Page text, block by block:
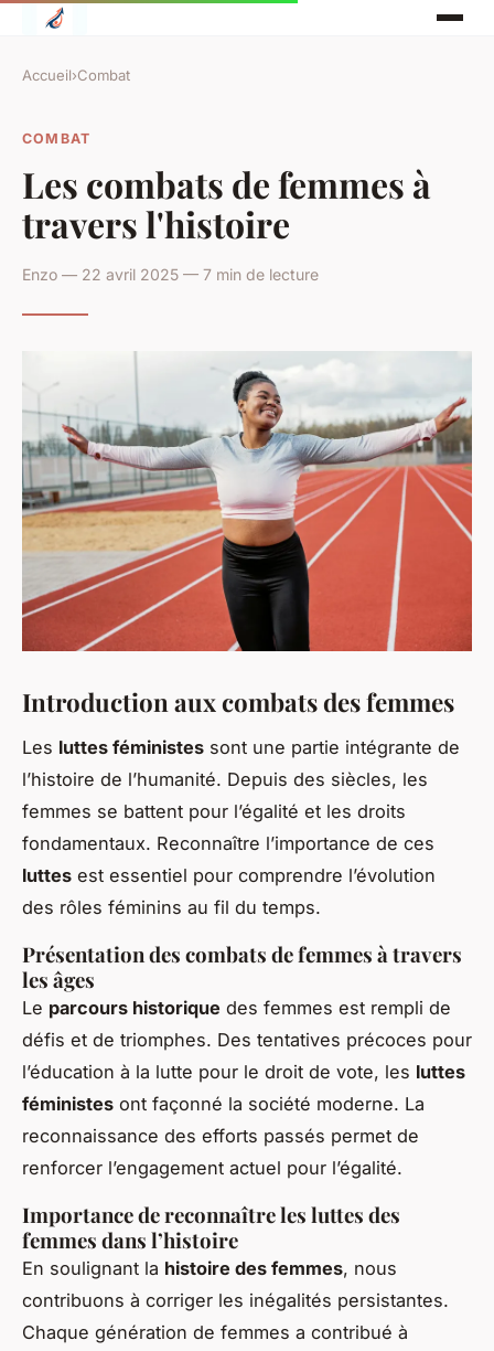
Accueil›Combat
COMBAT
Les combats de femmes à
travers l'histoire
Enzo — 22 avril 2025 — 7 min de lecture
Introduction aux combats des femmes
Les luttes féministes sont une partie intégrante de
l’histoire de l’humanité. Depuis des siècles, les
femmes se battent pour l’égalité et les droits
fondamentaux. Reconnaître l’importance de ces
luttes est essentiel pour comprendre l’évolution
des rôles féminins au fil du temps.
Présentation des combats de femmes à travers
les âges
Le parcours historique des femmes est rempli de
défis et de triomphes. Des tentatives précoces pour
l’éducation à la lutte pour le droit de vote, les luttes
féministes ont façonné la société moderne. La
reconnaissance des efforts passés permet de
renforcer l’engagement actuel pour l’égalité.
Importance de reconnaître les luttes des
femmes dans l’histoire
En soulignant la histoire des femmes, nous
contribuons à corriger les inégalités persistantes.
Chaque génération de femmes a contribué à